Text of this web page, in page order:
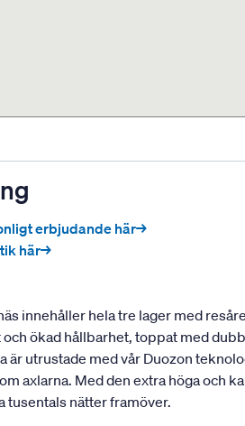
erbjudande här→
här→
innehåller hela tre lager med
ökad hållbarhet, toppat med
utrustade med vår Duozon
axlarna. Med den extra höga och
tusentals nätter framöver.